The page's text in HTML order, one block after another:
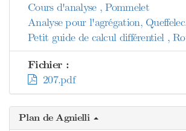
Cours d'analyse , Pommelet
Analyse pour l'agrégation,
Petit guide de calcul différentiel ,
Fichier :
207.pdf
Plan de Agnielli